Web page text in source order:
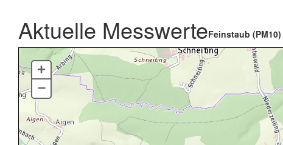
Aktuelle MesswerteFeinstaub (PM10)
+
–